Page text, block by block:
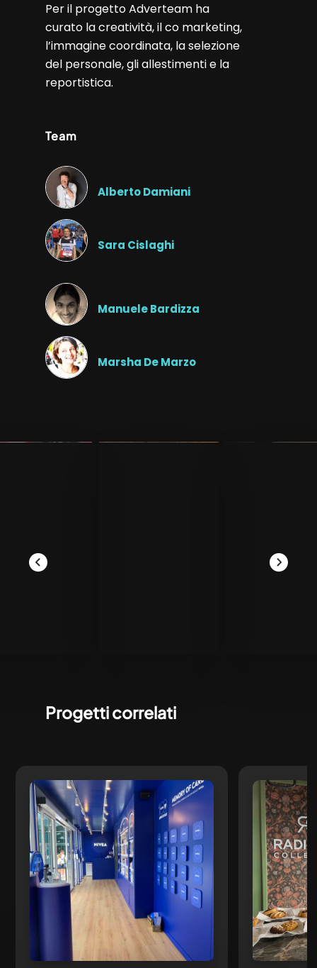
Per il progetto Adverteam ha
curato la creatività, il co marketing,
l’immagine coordinata, la selezione
del personale, gli allestimenti e la
reportistica.
Team
Alberto Damiani
Sara Cislaghi
Manuele Bardizza
Marsha De Marzo
Progetti correlati